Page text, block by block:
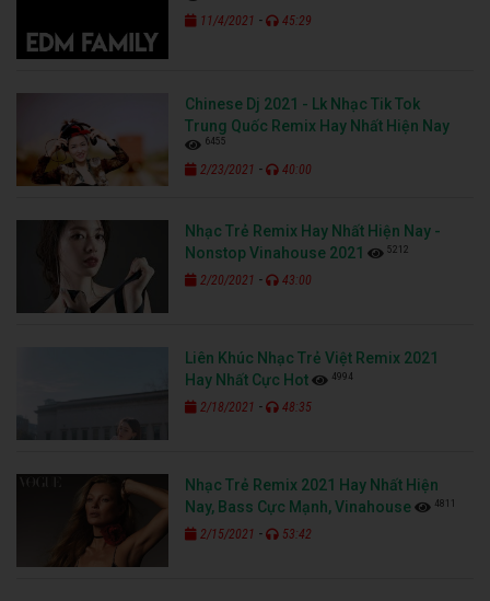
11/4/2021 - 45:29
Chinese Dj 2021 - Lk Nhạc Tik Tok
Trung Quốc Remix Hay Nhất Hiện Nay
6455
2/23/2021 - 40:00
Nhạc Trẻ Remix Hay Nhất Hiện Nay -
Nonstop Vinahouse 2021
5212
2/20/2021 - 43:00
Liên Khúc Nhạc Trẻ Việt Remix 2021
Hay Nhất Cực Hot
4994
2/18/2021 - 48:35
Nhạc Trẻ Remix 2021 Hay Nhất Hiện
Nay, Bass Cực Mạnh, Vinahouse
4811
2/15/2021 - 53:42